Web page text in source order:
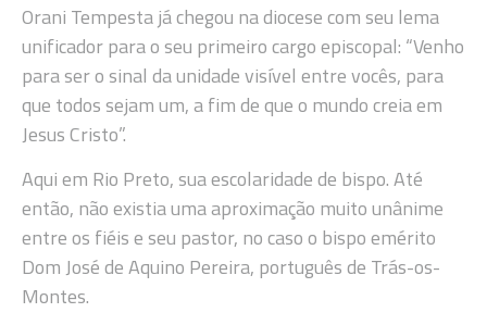
Orani Tempesta já chegou na diocese com seu lema
unificador para o seu primeiro cargo episcopal: “Venho
para ser o sinal da unidade visível entre vocês, para
que todos sejam um, a fim de que o mundo creia em
Jesus Cristo”.
Aqui em Rio Preto, sua escolaridade de bispo. Até
então, não existia uma aproximação muito unânime
entre os fiéis e seu pastor, no caso o bispo emérito
Dom José de Aquino Pereira, português de Trás-os-
Montes.